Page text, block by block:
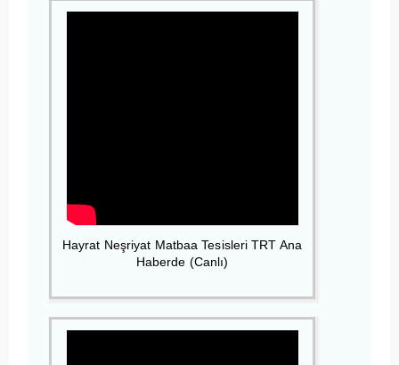
Hayrat Neşriyat Matbaa Tesisleri TRT Ana
Haberde (Canlı)